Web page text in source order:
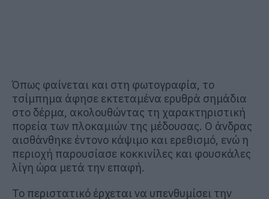
Όπως φαίνεται και στη φωτογραφία, το
τσίμπημα άφησε εκτεταμένα ερυθρά σημάδια
στο δέρμα, ακολουθώντας τη χαρακτηριστική
πορεία των πλοκαμιών της μέδουσας. Ο άνδρας
αισθάνθηκε έντονο κάψιμο και ερεθισμό, ενώ η
περιοχή παρουσίασε κοκκινίλες και φουσκάλες
λίγη ώρα μετά την επαφή.
Το περιστατικό έρχεται να υπενθυμίσει την